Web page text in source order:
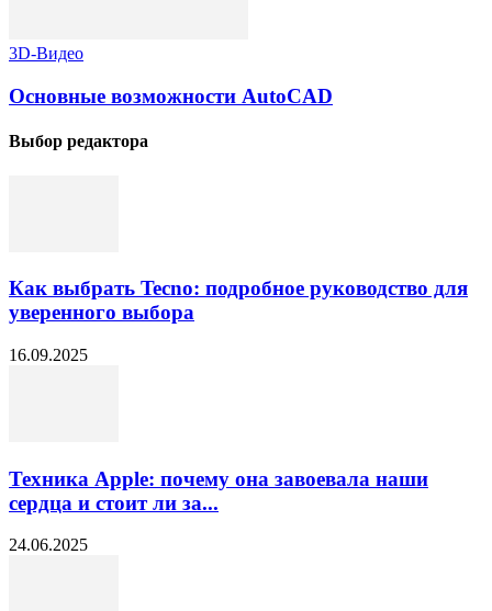
3D-Видео
Основные возможности AutoCAD
Выбор редактора
Как выбрать Tecno: подробное руководство для
уверенного выбора
16.09.2025
Техника Apple: почему она завоевала наши
сердца и стоит ли за...
24.06.2025